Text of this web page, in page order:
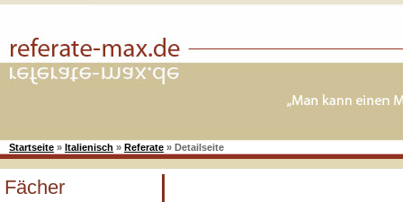
Startseite » Italienisch » Referate » Detailseite
Fächer